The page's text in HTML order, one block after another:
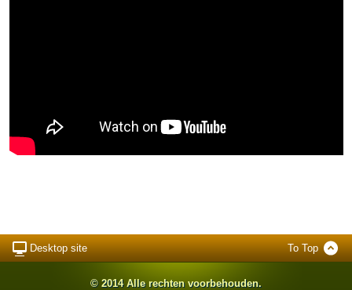
Desktop site To Top
© 2014 Alle rechten voorbehouden.